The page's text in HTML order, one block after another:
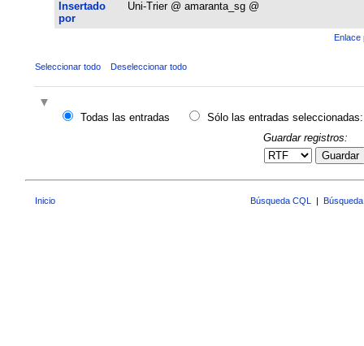
Insertado
por
Uni-Trier @ amaranta_sg @
Enlace
Seleccionar todo Deseleccionar todo
Todas las entradas
Sólo las entradas seleccionadas:
Guardar registros:
Guardar
Inicio Búsqueda CQL